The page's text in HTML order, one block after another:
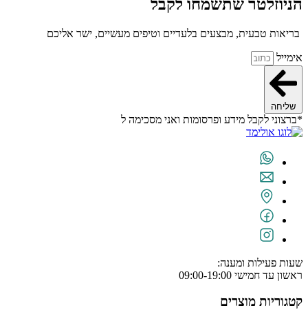
הניוזלטר שתשמחו לקבל
בריאות טבעית, מבצעים בלעדיים וטיפים מעשיים, ישר אליכם
אימייל
שליחה
*ברצוני לקבל מידע ופרסומות ואני מסכימה ל
שעות פעילות ומענה:
ראשון עד חמישי 09:00-19:00
קטגוריות מוצרים